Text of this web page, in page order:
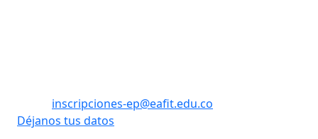
inscripciones-ep@eafit.edu.co
Déjanos tus datos